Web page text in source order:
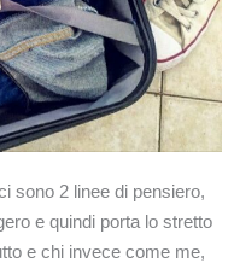
sono 2 linee di pensiero,
e quindi porta lo stretto
e chi invece come me,